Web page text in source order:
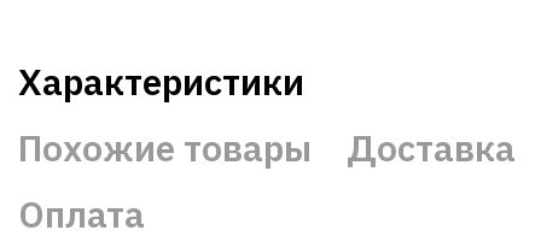
Характеристики
Похожие товары
Доставка
Оплата